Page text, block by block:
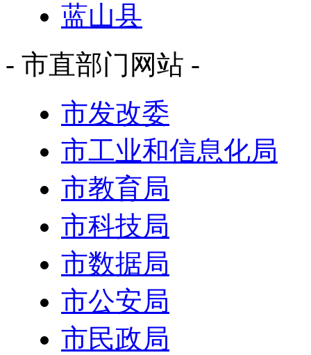
蓝山县
- 市直部门网站 -
市发改委
市工业和信息化局
市教育局
市科技局
市数据局
市公安局
市民政局